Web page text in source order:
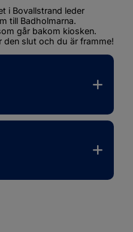
i Bovallstrand leder
till Badholmarna.
går bakom kiosken.
den slut och du är framme!